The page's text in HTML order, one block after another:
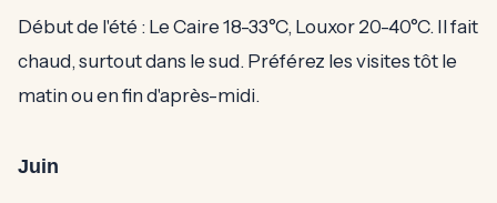
Début de l'été : Le Caire 18-33°C, Louxor 20-40°C. Il fait
chaud, surtout dans le sud. Préférez les visites tôt le
matin ou en fin d'après-midi.
Juin